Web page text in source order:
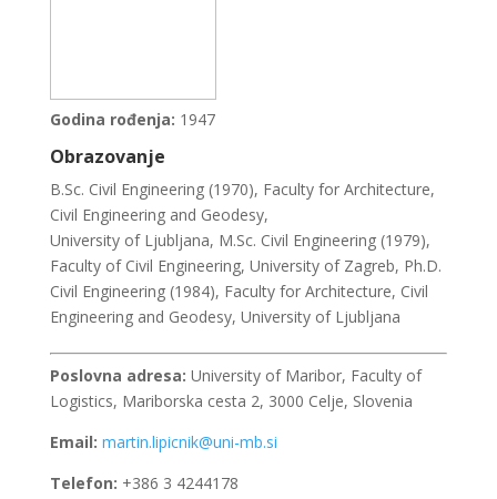
Godina rođenja: 1947
Obrazovanje
B.Sc. Civil Engineering (1970), Faculty for Architecture,
Civil Engineering and Geodesy,
University of Ljubljana, M.Sc. Civil Engineering (1979),
Faculty of Civil Engineering, University of Zagreb, Ph.D.
Civil Engineering (1984), Faculty for Architecture, Civil
Engineering and Geodesy, University of Ljubljana
Poslovna adresa: University of Maribor, Faculty of
Logistics, Mariborska cesta 2, 3000 Celje, Slovenia
Email: martin.lipicnik@uni-mb.si
Telefon: +386 3 4244178